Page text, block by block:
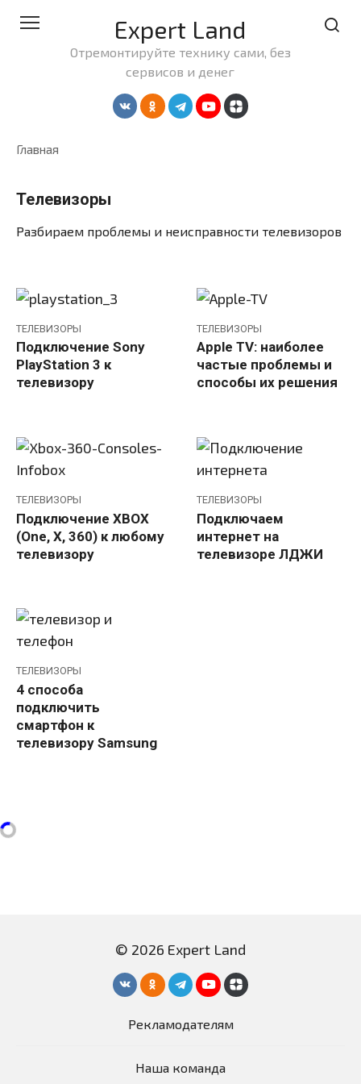
Expert Land
Отремонтируйте технику сами, без
сервисов и денег
Главная
Телевизоры
Разбираем проблемы и неисправности телевизоров
ТЕЛЕВИЗОРЫ
Подключение Sony
PlayStation 3 к
телевизору
ТЕЛЕВИЗОРЫ
Apple TV: наиболее
частые проблемы и
способы их решения
ТЕЛЕВИЗОРЫ
Подключение XBOX
(One, X, 360) к любому
телевизору
ТЕЛЕВИЗОРЫ
Подключаем
интернет на
телевизоре ЛДЖИ
ТЕЛЕВИЗОРЫ
4 способа
подключить
смартфон к
телевизору Samsung
© 2026 Expert Land
Рекламодателям
Наша команда